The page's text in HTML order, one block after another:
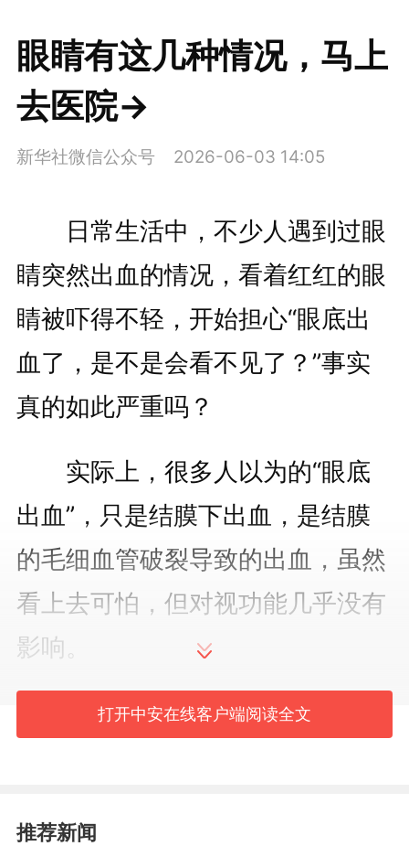
眼睛有这几种情况，马上
去医院→
新华社微信公众号 2026-06-03 14:05
日常生活中，不少人遇到过眼
睛突然出血的情况，看着红红的眼
睛被吓得不轻，开始担心“眼底出
血了，是不是会看不见了？”事实
真的如此严重吗？
实际上，很多人以为的“眼底
出血”，只是结膜下出血，是结膜
的毛细血管破裂导致的出血，虽然
看上去可怕，但对视功能几乎没有
影响。
那么，眼睛到底遇到什么情况
突发视力下降应尽快就医
打开中安在线客户端阅读全文
推荐新闻